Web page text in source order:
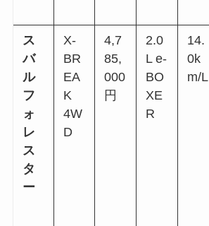
ス
バ
ル
フ
ォ
レ
ス
タ
ー
X-
BR
EA
K
4W
D
4,7
85,
000
円
2.0
L e-
BO
XE
R
14.
0k
m/L